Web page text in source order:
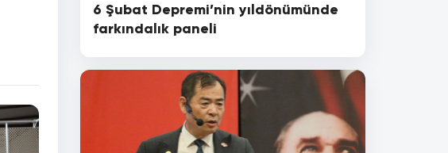
6 Şubat Depremi’nin yıldönümünde
farkındalık paneli